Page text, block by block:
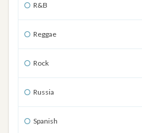
R&B
Reggae
Rock
Russia
Spanish